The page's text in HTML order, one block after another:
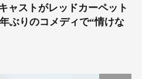
ャストがレッドカーペット
ぶりのコメディで“情けな